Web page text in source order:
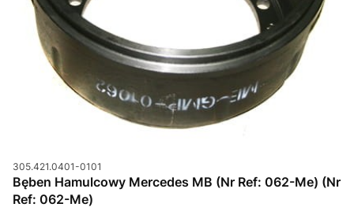
Kod produktu
305.421.0401-0101
Bęben Hamulcowy Mercedes MB (Nr Ref: 062-Me) (Nr
Ref: 062-Me)